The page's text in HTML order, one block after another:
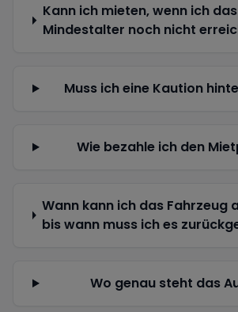
Kann ich mieten, wenn ich das
Mindestalter noch nicht
Muss ich eine Kaution
Wie bezahle ich den
Wann kann ich das Fahrzeug
bis wann muss ich es
Wo genau steht das